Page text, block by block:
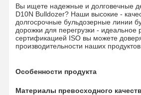
Вы ищете надежные и долговечные
D10N Bulldozer? Наши высокие -
долгосрочные бульдозерные линии
дорожки для перегрузки -
сертификацией ISO вы можете
производительности наших продуктов.
Особенности продукта
Материалы превосходного